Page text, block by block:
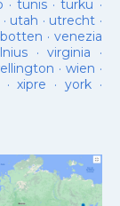
·tunis ·turku ·
· utah · utrecht ·
· venezia
·virginia ·
· wien ·
·xipre · york·